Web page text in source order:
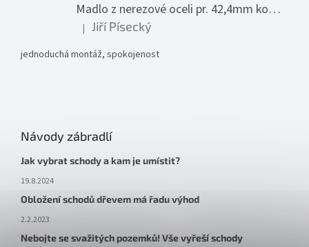
Madlo z nerezové oceli pr. 42,4mm komplet - model 0116 - 3000mm
Hodnocení produktu je 5 z 5 hvězdiček.
| Jiří Písecký
jednoduchá montáž, spokojenost
Návody zábradlí
Jak vybrat schody a kam je umístit?
19.8.2024
Obložení schodů dřevem má řadu výhod
2.2.2023
Nebojte se svažitých pozemků! Vše vyřeší schody